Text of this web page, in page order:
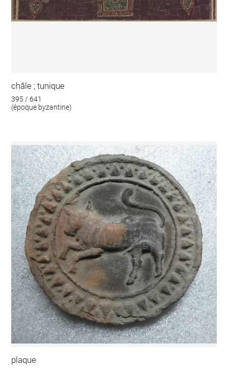
châle ; tunique
395 / 641
(époque byzantine)
plaque